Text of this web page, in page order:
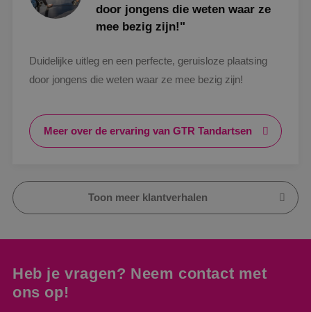
door jongens die weten waar ze
mee bezig zijn!"
Duidelijke uitleg en een perfecte, geruisloze plaatsing
door jongens die weten waar ze mee bezig zijn!
Meer over de ervaring van GTR Tandartsen
Toon meer klantverhalen
Heb je vragen? Neem contact met
ons op!